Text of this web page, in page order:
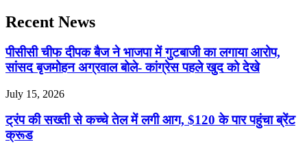
Recent News
पीसीसी चीफ दीपक बैज ने भाजपा में गुटबाजी का लगाया आरोप,
सांसद बृजमोहन अग्रवाल बोले- कांग्रेस पहले खुद को देखे
July 15, 2026
ट्रंप की सख्ती से कच्चे तेल में लगी आग, $120 के पार पहुंचा ब्रेंट
क्रूड